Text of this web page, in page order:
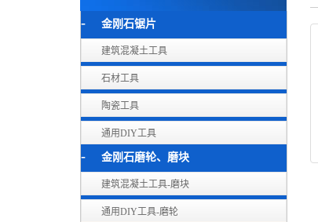
金刚石锯片
建筑混凝土工具
石材工具
陶瓷工具
通用DIY工具
金刚石磨轮、磨块
建筑混凝土工具-磨块
通用DIY工具-磨轮